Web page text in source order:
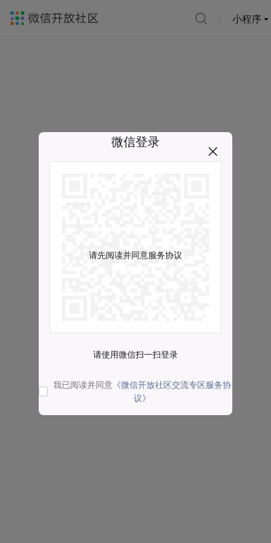
小程序
微信登录
请先阅读并同意服务协议
请使用微信扫一扫登录
我已阅读并同意 《微信开放社区交流专区服务协
议》